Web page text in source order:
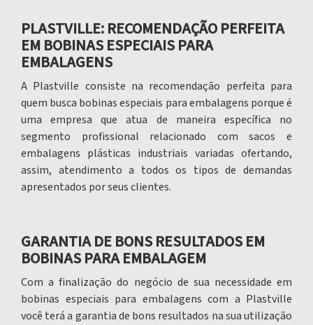
PLASTVILLE: RECOMENDAÇÃO PERFEITA
EM BOBINAS ESPECIAIS PARA
EMBALAGENS
A Plastville consiste na recomendação perfeita para
quem busca bobinas especiais para embalagens porque é
uma empresa que atua de maneira específica no
segmento profissional relacionado com sacos e
embalagens plásticas industriais variadas ofertando,
assim, atendimento a todos os tipos de demandas
apresentados por seus clientes.
GARANTIA DE BONS RESULTADOS EM
BOBINAS PARA EMBALAGEM
Com a finalização do negócio de sua necessidade em
bobinas especiais para embalagens com a Plastville
você terá a garantia de bons resultados na sua utilização